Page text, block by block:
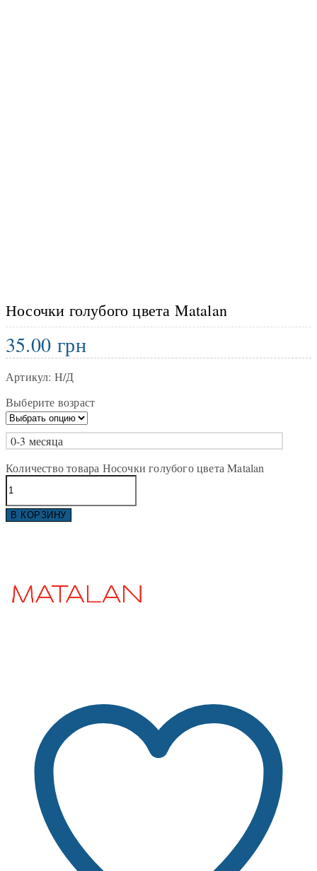
Носочки голубого цвета Matalan
35.00грн
Артикул: Н/Д
Выберите возраст
0-3 месяца
Количество товара Носочки голубого цвета Matalan
В КОРЗИНУ